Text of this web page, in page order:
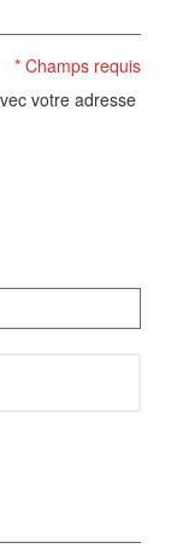
votre adresse